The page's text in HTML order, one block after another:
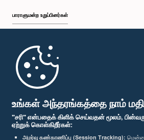
உங்கள் அந்தரங்கத்தை நாம்
"சரி" என்பதைக் கிளிக் செய்வதன் மூலம்,
ஏற்றுக் கொள்கிறீர்கள்:
அமர்வு கண்காணிப்பு (Session Tracking):
பாராளுமன்ற உறுப்பினர்கள்
முதற்பக்கம்
பாராளுமன்ற கையடக்க செயலி